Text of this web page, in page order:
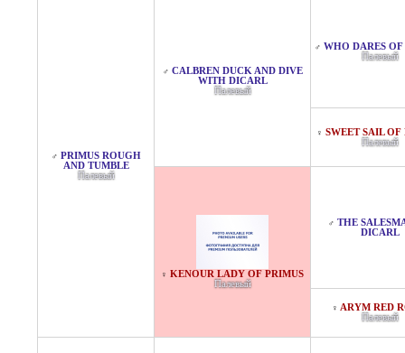
♂ PRIMUS ROUGH
AND TUMBLE
Палевый
♂ CALBREN DUCK AND DIVE
WITH DICARL
Палевый
♂ WHO DARES
Палевый
♀ SWEET SAIL
Палевый
♀ KENOUR LADY OF PRIMUS
Палевый
♂ THE
DICARL
♀ ARYM RED
Палевый